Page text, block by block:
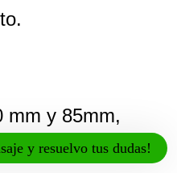
mm y 85mm,
y muy
y resuelvo tus dudas!